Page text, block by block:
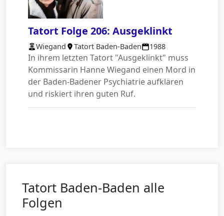
Tatort Folge 206: Ausgeklinkt
Wiegand Tatort Baden-Baden 1988
In ihrem letzten Tatort "Ausgeklinkt" muss
Kommissarin Hanne Wiegand einen Mord in
der Baden-Badener Psychiatrie aufklären
und riskiert ihren guten Ruf.
Tatort Baden-Baden alle
Folgen